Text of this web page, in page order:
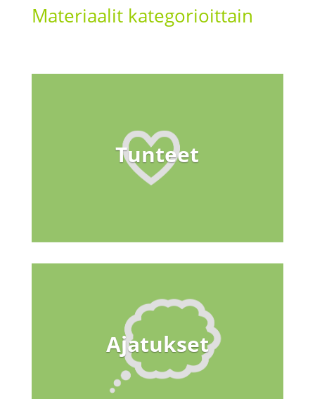
Materiaalit kategorioittain
Tunteet
Ajatukset